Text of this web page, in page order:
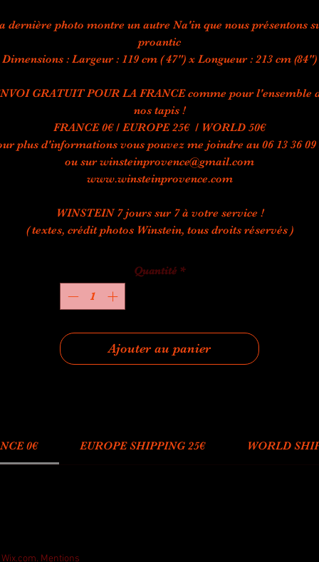
dernière photo montre un autre Na'in que nous présentons
proantic
Dimensions : Largeur : 119 cm ( 47") x Longueur : 213 cm (84")
GRATUIT POUR LA FRANCE comme pour l'ensemble
nos tapis !
FRANCE 0€ / EUROPE 25€ / WORLD 50€
plus d'informations vous pouvez me joindre au 06 13 36 09
ou sur winsteinprovence@gmail.com
www.winsteinprovence.com
WINSTEIN 7 jours sur 7 à votre service !
( textes, crédit photos Winstein, tous droits réservés )
Quantité *
Ajouter au panier
0€ EUROPE SHIPPING 25€ WORLD
Mentions